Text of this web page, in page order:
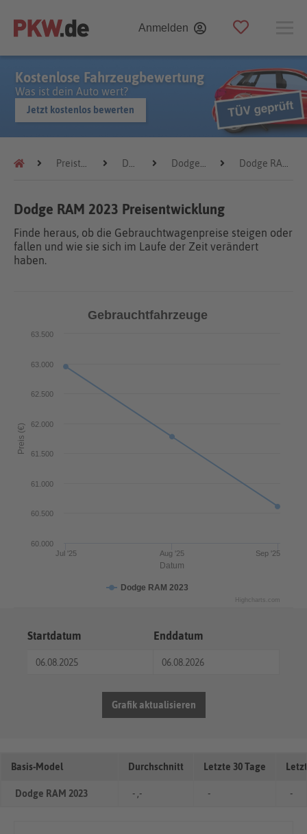
Anmelden
Kostenlose Fahrzeugbewertung
Was ist dein Auto wert?
Jetzt kostenlos bewerten
Preistrends Dodge Dodge RAM Dodge RAM 2023
Dodge RAM 2023 Preisentwicklung
Finde heraus, ob die Gebrauchtwagenpreise steigen oder
fallen und wie sie sich im Laufe der Zeit verändert
haben.
Datum
Preis (€)
Gebrauchtfahrzeuge
Dodge RAM 2023
Jul '25 Aug '25 Sep '25
60.000
60.500
61.000
61.500
62.000
62.500
63.000
63.500
Highcharts.com
Startdatum Enddatum
Grafik aktualisieren
Basis-Model Durchschnitt Letzte 30 Tage
Dodge RAM 2023 - ,- - -